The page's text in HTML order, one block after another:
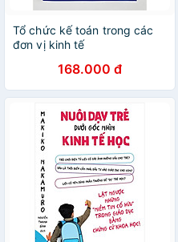
Tổ chức kế toán trong các
đơn vị kinh tế
168.000 đ